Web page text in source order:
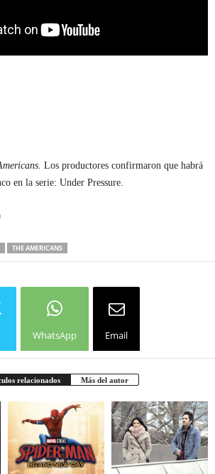
Los productores confirmaron que habrá
en la serie: Under Pressure.
THE AMERICANS
WhatsApp Email
relacionados Más del autor